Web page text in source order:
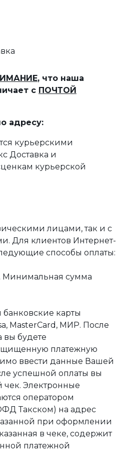
, что наша
с ПОЧТОЙ
адресу:
курьерскими
Доставка и
курьерской
лицами, так и с
Для клиентов Интернет-
способы оплаты:
Минимальная сумма
карты
MasterCard, МИР. После
вы будете
платежную
ввести данные Вашей
успешной оплаты вы
чек. Электронные
оператором
Такском) на адрес
при оформлении
в чеке, содержит
платежной